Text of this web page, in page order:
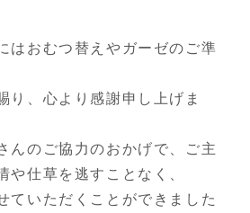
はおむつ替えやガーゼのご準
り、心より感謝申し上げま
んのご協力のおかげで、ご主
や仕草を逃すことなく、
ていただくことができました